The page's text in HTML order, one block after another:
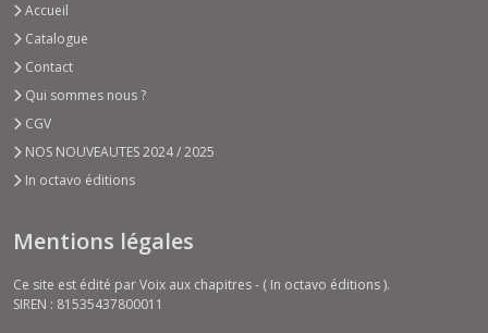
Accueil
Catalogue
Contact
Qui sommes nous ?
CGV
NOS NOUVEAUTES 2024 / 2025
In octavo éditions
Mentions légales
Ce site est édité par Voix aux chapitres - ( In octavo éditions ).
SIREN : 81535437800011